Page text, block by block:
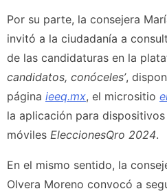
Por su parte, la consejera
invitó a la ciudadanía a
de las candidaturas en la
candidatos, conóceles’,
página ieeq.mx, el micrositio
la aplicación para dispositivos
móviles EleccionesQro 2024.
En el mismo sentido, la
Olvera Moreno convocó a